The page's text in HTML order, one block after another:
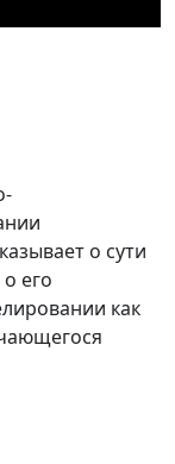
о сути
его
как